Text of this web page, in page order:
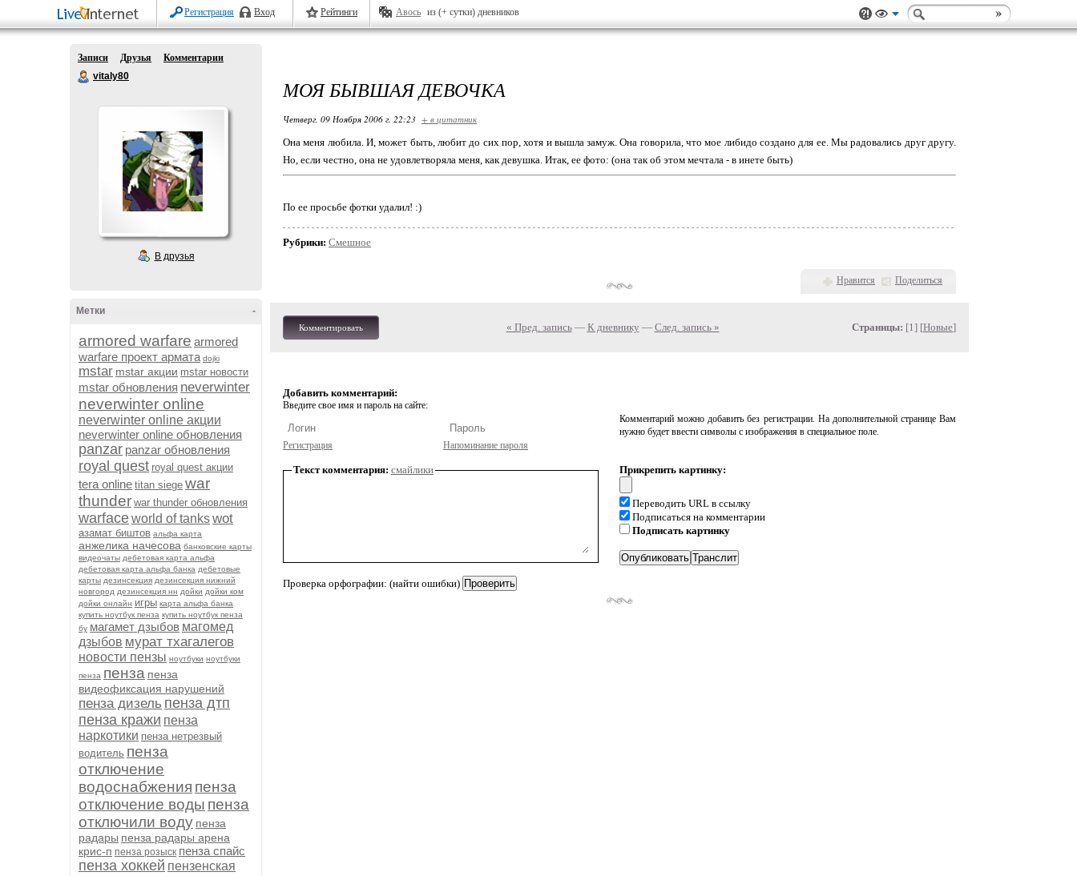
Регистрация Вход Рейтинги Авось из (+ сутки) дневников
Записи Друзья
Комментарии
vitaly80
В друзья
-
Метки
armored warfare armored
warfare проект армата dojki
mstar mstar акции mstar новости
mstar обновления neverwinter
neverwinter online
neverwinter online акции
neverwinter online обновления
panzar panzar обновления
royal quest royal quest акции
tera online titan siege war
thunder war thunder обновления
warfaceworld of tankswot
азамат биштов альфа карта
анжелика начесова банковские карты
видеочаты дебетовая карта альфа
дебетовая карта альфа банка дебетовые
карты дезинсекция дезинсекция нижний
новгород дезинсекция нн дойки дойки ком
дойки онлайн игры карта альфа банка
купить ноутбук пенза купить ноутбук пенза
бу магамет дзыбов магомед
дзыбов мурат тхагалегов
новости пензы ноутбуки ноутбуки
пенза пенза пенза
видеофиксация нарушений
пенза дизель пенза дтп
пенза кражи пенза
наркотики пенза нетрезвый
водитель пенза
отключение
водоснабжения пенза
отключение воды пенза
отключили воду пенза
радары пенза радары арена
крис-п пенза розыск пенза спайс
пенза хоккей пензенская
МОЯ БЫВШАЯ ДЕВОЧКА
Четверг, 09 Ноября 2006 г. 22:23 + в цитатник
Она меня любила. И, может быть, любит до сих пор, хотя и вышла замуж. Она говорила, что мое либидо создано для ее. Мы радовались друг другу.
Но, если честно, она не удовлетворяла меня, как девушка. Итак, ее фото: (она так об этом мечтала - в инете быть)
По ее просьбе фотки удалил! :)
Рубрики: Смешное
Нравится Поделиться
Комментировать « Пред. запись— К дневнику — След. запись » Страницы: [1] [Новые]
Добавить комментарий:
Введите свое имя и пароль на сайте:
Регистрация Напоминание пароля
Комментарий можно добавить без регистрации. На дополнительной странице Вам
нужно будет ввести символы с изображения в специальное поле.
Текст комментария: смайлики
Проверка орфографии: (найти ошибки)
Прикрепить картинку:
Переводить URL в ссылку
Подписаться на комментарии
Подписать картинку